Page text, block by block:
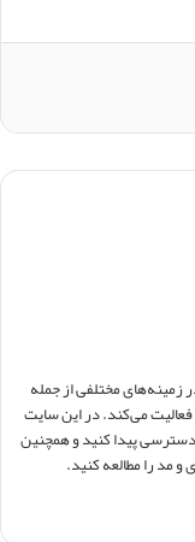
مختلفی از جمله
فعالیت می‌کند. در این سایت
دسترسی پیدا کنید و همچنین
مد را مطالعه کنید.